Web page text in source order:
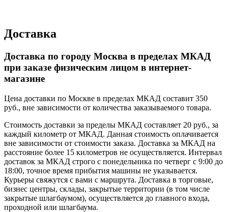
Доставка
Доставка по городу Москва в пределах МКАД
при заказе физическим лицом в интернет-
магазине
Цена доставки по Москве в пределах МКАД составит 350
руб., вне зависимости от количества заказываемого товара.
Стоимость доставки за пределы МКАД составляет 20 руб., за
каждый километр от МКАД. Данная стоимость оплачивается
вне зависимости от стоимости заказа. Доставка за МКАД на
расстояние более 15 километров не осуществляется. Интервал
доставок за МКАД строго с понедельника по четверг с 9:00 до
18:00, точное время прибытия машины не указывается.
Курьеры свяжутся с вами с маршрута. Доставка в торговые,
бизнес центры, склады, закрытые территории (в том числе
закрытые шлагбаумом), осуществляется до главного входа,
проходной или шлагбаума.